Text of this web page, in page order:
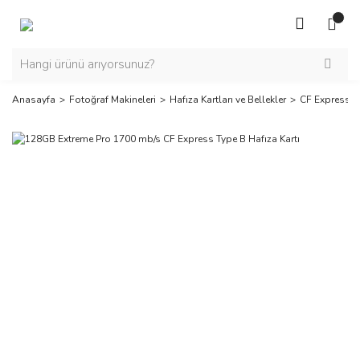
Anasayfa Fotoğraf Makineleri Hafıza Kartları ve Bellekler CF Express